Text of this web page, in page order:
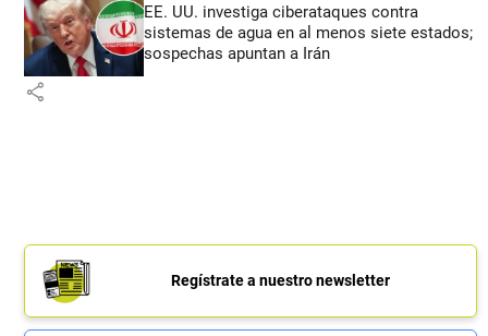
EE. UU. investiga ciberataques contra
sistemas de agua en al menos siete estados;
sospechas apuntan a Irán
share
Regístrate a nuestro newsletter